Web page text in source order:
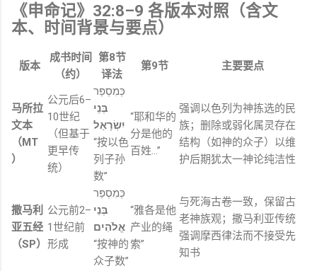
《申命记》 32:8–9 各版本对照（含文
本、
时间背景与要点）
版本
成书时间
（约）
第8节
译法
第9节 主要要点
马所拉
文本
（MT
）
公元后6–
10世纪
（但基于
更早传
统）
כְּמִסְפַּר
בְּנֵי
יִשְׂרָאֵל
“按以色
列 子孙
数”
“耶和华的
分是他的
百姓…”
强调以色列 为神拣选的 民
族； 删除或弱化属灵存在
结构（如神的众子） 以维
护后期犹太一神论纯洁性
撒马利
亚五经
（SP）
公元前2–
1世纪前
形成
כְּמִסְפַּר
בְּנֵי
אֱלֹהִים
“按神的
众子数”
“雅各是他
产业的绳
索”
与死海古卷一致， 保留古
老神族观； 撒马利亚传统
强调摩西律法而不接受先
知书